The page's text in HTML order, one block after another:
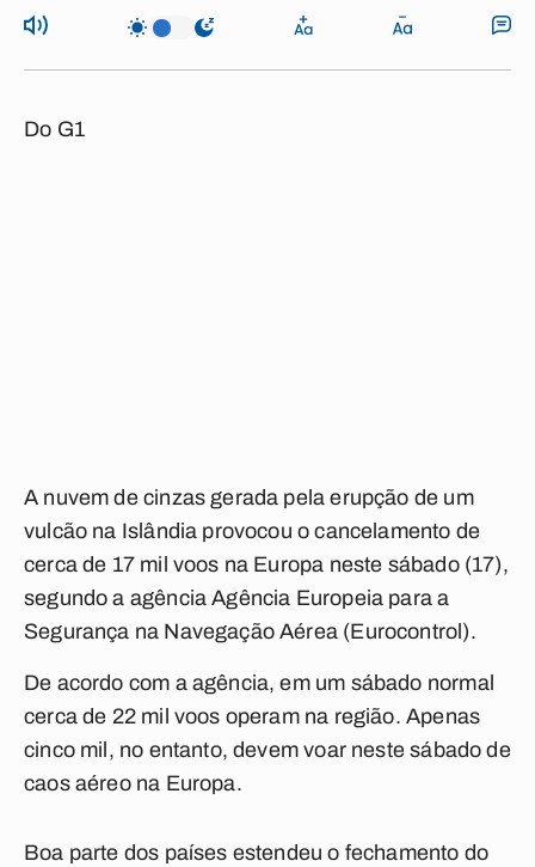
Do G1
A nuvem de cinzas gerada pela erupção de um
vulcão na Islândia provocou o cancelamento de
cerca de 17 mil voos na Europa neste sábado (17),
segundo a agência Agência Europeia para a
Segurança na Navegação Aérea (Eurocontrol).
De acordo com a agência, em um sábado normal
cerca de 22 mil voos operam na região. Apenas
cinco mil, no entanto, devem voar neste sábado de
caos aéreo na Europa.
Boa parte dos países estendeu o fechamento do